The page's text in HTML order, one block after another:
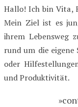
Hallo! Ich bin Vita,
Mein Ziel ist es
ihrem Lebensweg
rund um die eigene
oder
und Produktivität.